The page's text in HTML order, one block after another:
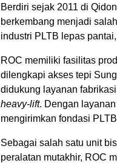
Berdiri sejak 2011 di
berkembang menjadi
industri PLTB lepas
ROC memiliki fasilitas
dilengkapi akses tepi
didukung layanan
heavy-lift. Dengan
mengirimkan fondasi
Sebagai salah satu unit
peralatan mutakhir, ROC